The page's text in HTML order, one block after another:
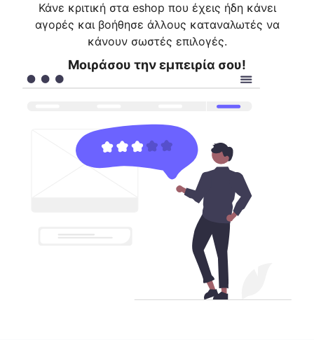
Κάνε κριτική στα eshop που έχεις ήδη κάνει
αγορές και βοήθησε άλλους καταναλωτές να
κάνουν σωστές επιλογές.
Μοιράσου την εμπειρία σου!